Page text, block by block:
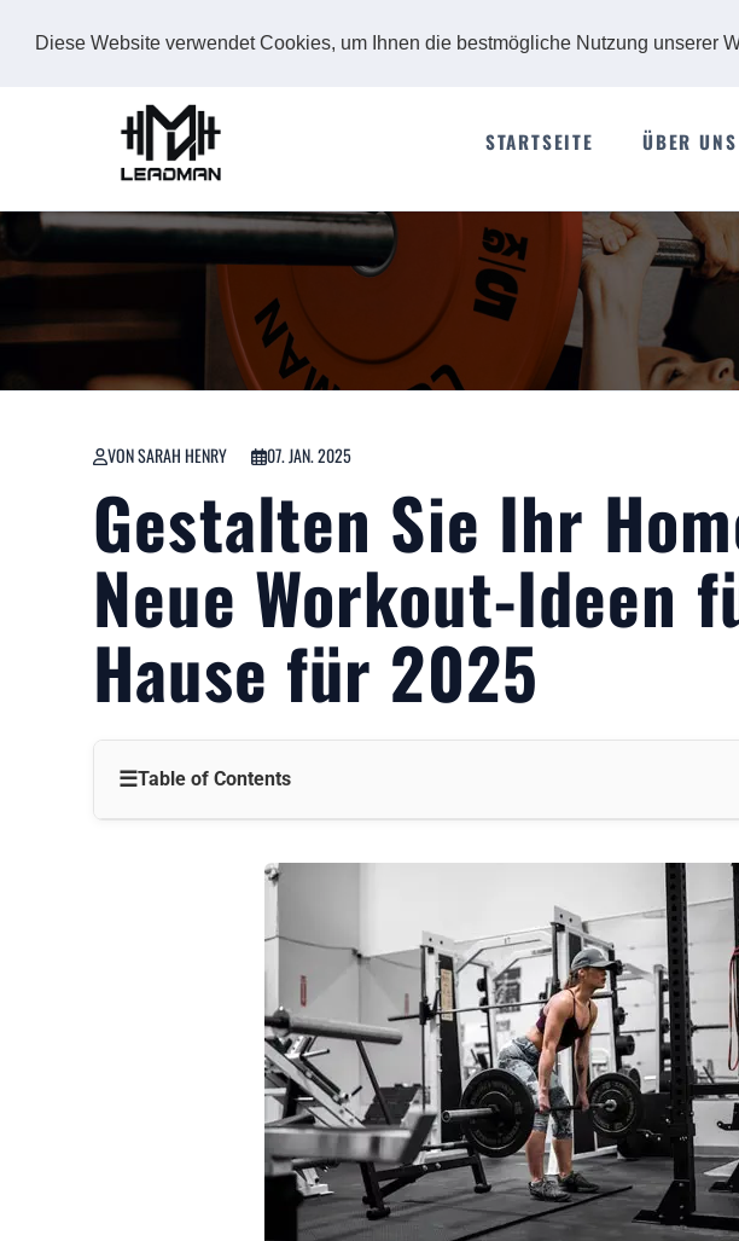
Diese Website verwendet Cookies, um Ihnen die bestmögliche Nutzung unserer
STARTSEITE ÜBER UNS
VON SARAH HENRY 07. JAN. 2025
Gestalten Sie Ihr
Neue Workout-Ideen
Hause für 2025
☰Table of Contents
Planung Ihres Fitnessstudios zu Hause
Auswahl der Ausrüstung
Neue Workout-Ideen für zu Hause für 2025
Sicherheit in der Turnhalle
Nachhaltige Fitnessroutine zu Hause
Wartung des Fitnessstudios zu Hause